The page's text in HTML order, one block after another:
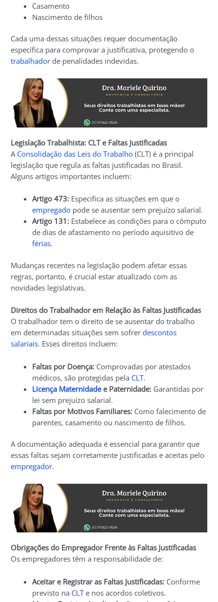
Casamento
Nascimento de filhos
Cada uma dessas situações requer documentação
específica para comprovar a justificativa, protegendo o
trabalhador de penalidades indevidas.
Legislação Trabalhista: CLT e Faltas Justificadas
A Consolidação das Leis do Trabalho (CLT) é a principal
legislação que regula as faltas justificadas no Brasil.
Alguns artigos importantes incluem:
Artigo 473: Especifica as situações em que o
empregado pode se ausentar sem prejuízo salarial.
Artigo 131: Estabelece as condições para o cômputo
de dias de afastamento no período aquisitivo de
férias.
Mudanças recentes na legislação podem afetar essas
regras, portanto, é crucial estar atualizado com as
novidades legislativas.
Direitos do Trabalhador em Relação às Faltas Justificadas
O trabalhador tem o direito de se ausentar do trabalho
em determinadas situações sem sofrerdescontos
salariais. Esses direitos incluem:
Faltas por Doença: Comprovadas por atestados
médicos, são protegidas pela CLT.
Licença Maternidadee Paternidade: Garantidas por
lei sem prejuízo salarial.
Faltas por Motivos Familiares: Como falecimento de
parentes, casamento ou nascimento de filhos.
A documentação adequada é essencial para garantir que
essas faltas sejam corretamente justificadas e aceitas pelo
empregador.
Obrigações do Empregador Frente às Faltas Justificadas
Os empregadores têm a responsabilidade de:
Aceitar e Registrar as Faltas Justificadas: Conforme
previsto na CLTe nos acordos coletivos.